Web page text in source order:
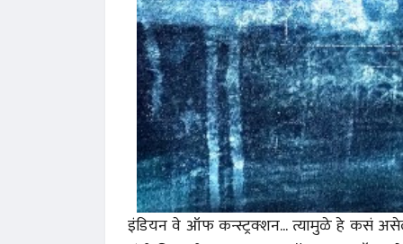
इंडियन वे ऑफ कन्स्ट्रक्शन... त्यामुळे हे कसं असेल